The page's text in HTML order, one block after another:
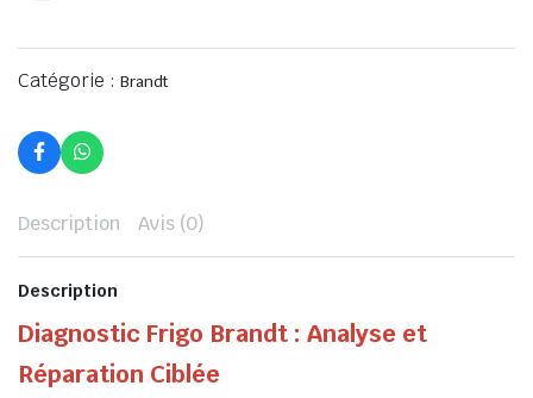
Catégorie : Brandt
Description Avis (0)
Description
Diagnostic Frigo Brandt : Analyse et
Réparation Ciblée